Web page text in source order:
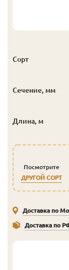
Сорт
Сечение, мм
Длина, м
Посмотрите
ДРУГОЙ СОРТ
Доставка по
Доставка по